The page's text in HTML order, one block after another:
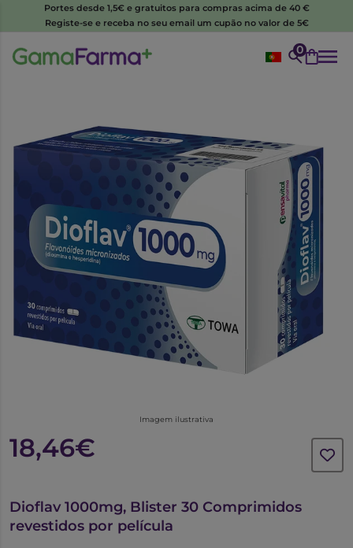
Portes desde 1,5€ e gratuitos para compras acima de 40 €
Registe-se e receba no seu email um cupão no valor de 5€
0
Imagem ilustrativa
18,46€
Dioflav 1000mg, Blister 30 Comprimidos
revestidos por película